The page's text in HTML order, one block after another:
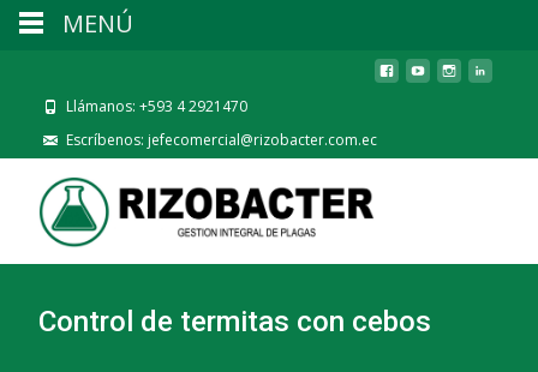
Llámanos: +593 4 2921470
Escríbenos: jefecomercial@rizobacter.com.ec
Control de termitas con cebos
MENÚ